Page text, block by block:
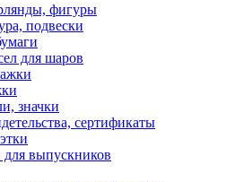
фигуры
подвески
для шаров
значки
сертификаты
для выпускников